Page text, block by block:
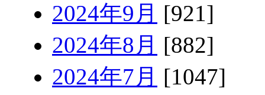
2024年9月 [921]
2024年8月 [882]
2024年7月 [1047]